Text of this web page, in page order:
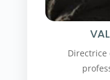
Directrice